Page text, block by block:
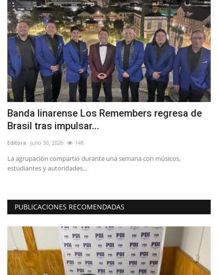
Banda linarense Los Remembers regresa de
Brasil tras impulsar...
Editora Julio 30, 2026 148
La agrupación compartió durante una semana con músicos,
estudiantes y autoridades...
PUBLICACIONES RECOMENDADAS